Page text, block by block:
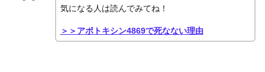
気になる人は読んでみてね！
＞＞アポトキシン4869で死なない理由